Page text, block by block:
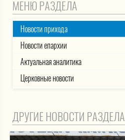
МЕНЮ РАЗДЕЛА
Новости прихода
Новости епархии
Актуальная аналитика
Церковные новости
ДРУГИЕ НОВОСТИ РАЗДЕЛА